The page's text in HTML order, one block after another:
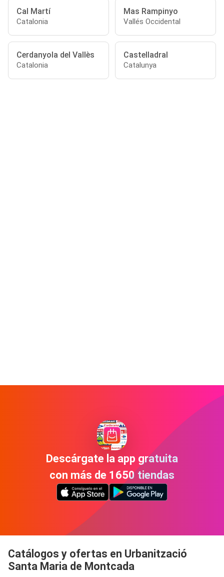
Cal Martí
Catalonia
Mas Rampinyo
Vallés Occidental
Cerdanyola del Vallès
Catalonia
Castelladral
Catalunya
Descárgate la app gratuita
con más de 1650 tiendas
Catálogos y ofertas en Urbanització
Santa Maria de Montcada